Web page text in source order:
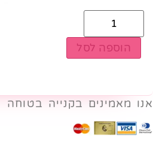
הוספה לסל
אנו מאמינים בקנייה בטוחה